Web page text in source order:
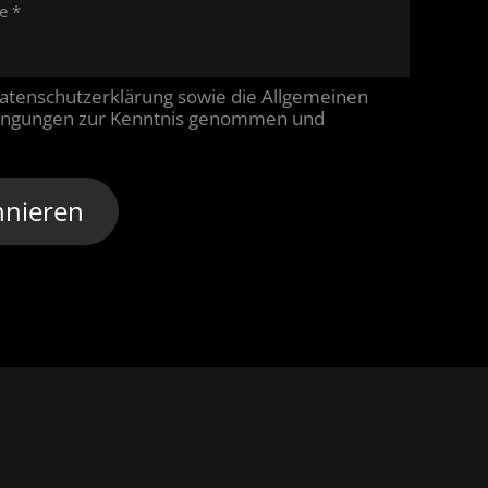
*
sowie die Allgemeinen
zur Kenntnis genommen und